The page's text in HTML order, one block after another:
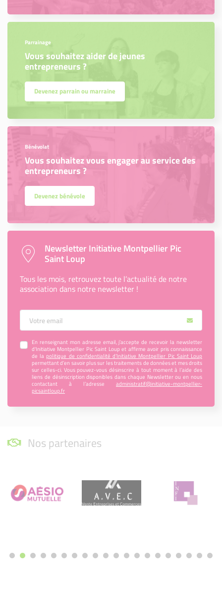
Parrainage
Vous souhaitez aider de jeunes
entrepreneurs ?
Devenez parrain ou marraine
Bénévolat
Vous souhaitez vous engager au service des
entrepreneurs ?
Devenez bénévole
Newsletter Initiative Montpellier Pic
Saint Loup
Tous les mois, retrouvez toute l’actualité de notre
association dans notre newsletter !
Votre Email
En renseignant mon adresse email, j’accepte de recevoir la newsletter
d'Initiative Montpellier Pic Saint Loup et affirme avoir pris connaissance
de la politique de confidentialité d’Initiative Montpellier Pic Saint Loup
permettant d’en savoir plus sur les traitements de données et mes droits
sur celles-ci. Vous pouvez-vous désinscrire à tout moment à l’aide des
liens de désinscription disponibles dans chaque Newsletter ou en nous
contactant à l’adresse administratif@initiative-montpellier-
picsaintloup.fr
Nos partenaires